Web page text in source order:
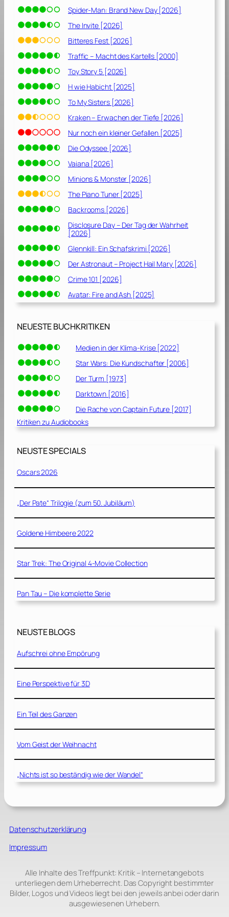
e
K
ö
i
g
r
e
i
c
h
[
2
0
1
]
Spider-Man: Brand New Day [2026]
The Invite [2026]
Bitteres Fest [2026]
Traffic – Macht des Kartells [2000]
Toy Story 5 [2026]
H wie Habicht [2025]
To My Sisters [2026]
Kraken – Erwachen der Tiefe [2026]
Nur noch ein kleiner Gefallen [2025]
Die Odyssee [2026]
Vaiana [2026]
Minions & Monster [2026]
The Piano Tuner [2025]
Backrooms [2026]
Disclosure Day – Der Tag der Wahrheit
[2026]
Glennkill: Ein Schafskrimi [2026]
Der Astronaut – Project Hail Mary [2026]
Crime 101 [2026]
Avatar: Fire and Ash [2025]
NEUESTE BUCHKRITIKEN
Medien in der Klima-Krise [2022]
Star Wars: Die Kundschafter [2006]
Der Turm [1973]
Darktown [2016]
Die Rache von Captain Future [2017]
Kritiken zu Audiobooks
NEUSTE SPECIALS
Oscars 2026
„Der Pate“ Trilogie (zum 50. Jubiläum)
Goldene Himbeere 2022
Star Trek: The Original 4-Movie Collection
Pan Tau – Die komplette Serie
NEUSTE BLOGS
Aufschrei ohne Empörung
Eine Perspektive für 3D
Ein Teil des Ganzen
Vom Geist der Weihnacht
„Nichts ist so beständig wie der Wandel“
Datenschutzerklärung
Impressum
Alle Inhalte des Treffpunkt: Kritik – Internetangebots
unterliegen dem Urheberrecht. Das Copyright bestimmter
Bilder, Logos und Videos liegt bei den jeweils anbei oder darin
ausgewiesenen Urhebern.